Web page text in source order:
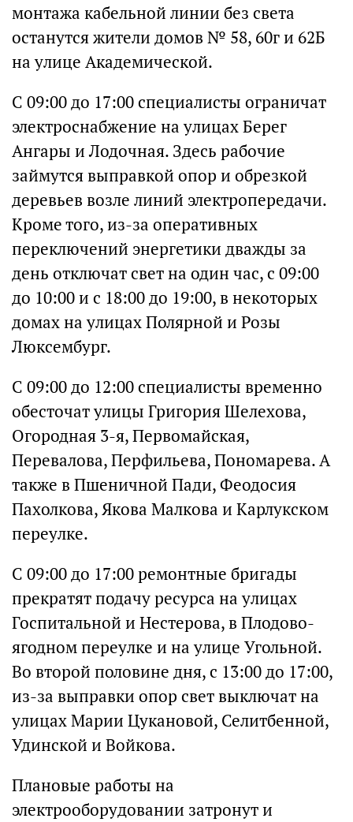
монтажа кабельной линии без света
останутся жители домов № 58, 60г и 62Б
на улице Академической.
С 09:00 до 17:00 специалисты ограничат
электроснабжение на улицах Берег
Ангары и Лодочная. Здесь рабочие
займутся выправкой опор и обрезкой
деревьев возле линий электропередачи.
Кроме того, из-за оперативных
переключений энергетики дважды за
день отключат свет на один час, с 09:00
до 10:00 и с 18:00 до 19:00, в некоторых
домах на улицах Полярной и Розы
Люксембург.
С 09:00 до 12:00 специалисты временно
обесточат улицы Григория Шелехова,
Огородная 3-я, Первомайская,
Перевалова, Перфильева, Пономарева. А
также в Пшеничной Пади, Феодосия
Пахолкова, Якова Малкова и Карлукском
переулке.
С 09:00 до 17:00 ремонтные бригады
прекратят подачу ресурса на улицах
Госпитальной и Нестерова, в Плодово-
ягодном переулке и на улице Угольной.
Во второй половине дня, с 13:00 до 17:00,
из-за выправки опор свет выключат на
улицах Марии Цукановой, Селитбенной,
Удинской и Войкова.
Плановые работы на
электрооборудовании затронут и